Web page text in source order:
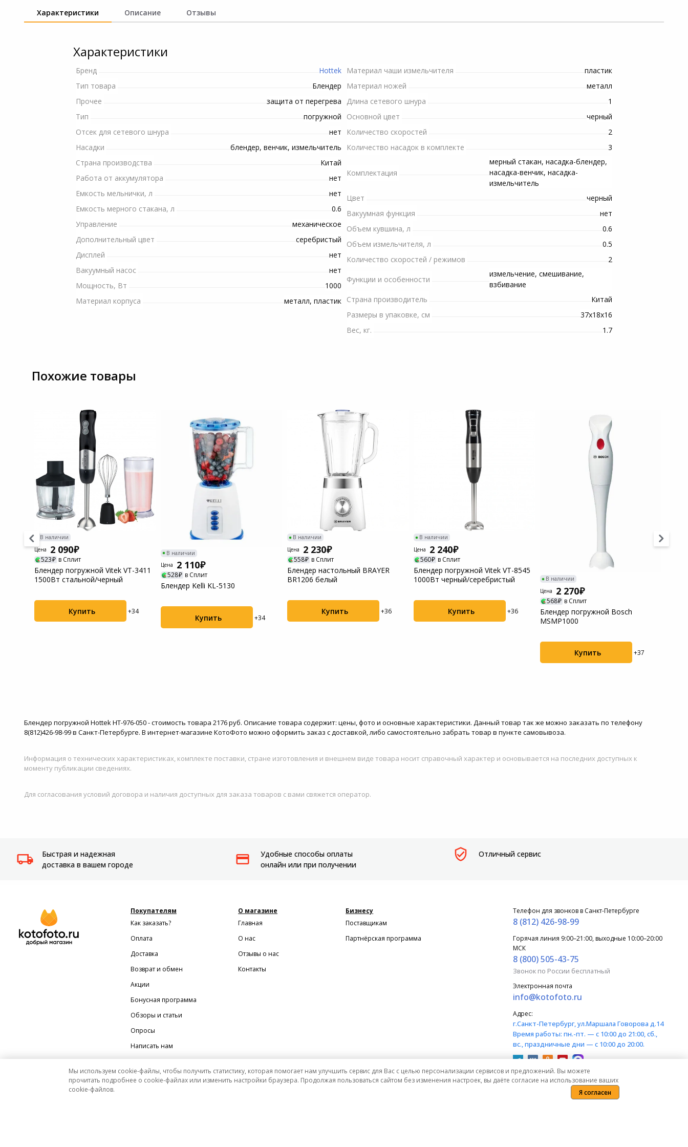
Характеристики Описание Отзывы
Характеристики
Бренд
Hottek
Тип товара
Блендер
Прочее
защита от перегрева
Тип
погружной
Отсек для сетевого шнура
нет
Насадки
блендер, венчик, измельчитель
Страна производства
Китай
Работа от аккумулятора
нет
Емкость мельнички, л
нет
Емкость мерного стакана, л
0.6
Управление
механическое
Дополнительный цвет
серебристый
Дисплей
нет
Вакуумный насос
нет
Мощность, Вт
1000
Материал корпуса
металл, пластик
Материал чаши измельчителя
пластик
Материал ножей
металл
Длина сетевого шнура
1
Основной цвет
черный
Количество скоростей
2
Количество насадок в комплекте
3
Комплектация
мерный стакан, насадка-блендер,
насадка-венчик, насадка-
измельчитель
Цвет
черный
Вакуумная функция
нет
Объем кувшина, л
0.6
Объем измельчителя, л
0.5
Количество скоростей / режимов
2
Функции и особенности
измельчение, смешивание,
взбивание
Страна производитель
Китай
Размеры в упаковке, см
37х18х16
Вес, кг.
1.7
Похожие товары
В наличии
Цена
2 090
523 в Сплит
Блендер погружной Vitek VT-3411
1500Вт стальной/черный
Купить +34
В наличии
Цена
2 110
528 в Сплит
Блендер Kelli KL-5130
Купить +34
В наличии
Цена
2 230
558 в Сплит
Блендер настольный BRAYER
BR1206 белый
Купить +36
В наличии
Цена
2 240
560 в Сплит
Блендер погружной Vitek VT-8545
1000Вт черный/серебристый
Купить +36
В наличии
Цена
2 270
568 в Сплит
Блендер погружной Bosch
MSMP1000
Купить +37
Цена
Блендер погружной Hottek HT-976-050 - стоимость товара 2176 руб. Описание товара содержит: цены, фото и основные характеристики. Данный товар так же можно заказать по телефону
8(812)426-98-99 в Санкт-Петербурге. В интернет-магазине КотоФото можно оформить заказ с доставкой, либо самостоятельно забрать товар в пункте самовывоза.
Информация о технических характеристиках, комплекте поставки, стране изготовления и внешнем виде товара носит справочный характер и основывается на последних доступных к
моменту публикации сведениях.
Для согласования условий договора и наличия доступных для заказа товаров с вами свяжется оператор.
Быстрая и надежная
доставка в вашем городе
Удобные способы оплаты
онлайн или при получении
Отличный сервис
Мы используем cookie-файлы, чтобы получить статистику, которая помогает нам улучшить сервис для Вас с целью персонализации сервисов и предложений. Вы можете
прочитать подробнее о cookie-файлах или изменить настройки браузера. Продолжая пользоваться сайтом без изменения настроек, вы даёте согласие на использование ваших
cookie-файлов.
Я согласен
Покупателям
Как заказать?
Оплата
Доставка
Возврат и обмен
Акции
Бонусная программа
Обзоры и статьи
Опросы
Написать нам
О магазине
Главная
О нас
Отзывы о нас
Контакты
Бизнесу
Поставщикам
Партнёрская программа
Телефон для звонков в Санкт-Петербурге
8 (812) 426-98-99
Горячая линия 9:00–21:00, выходные 10:00–20:00
МСК
8 (800) 505-43-75
Звонок по России бесплатный
Электронная почта
info@kotofoto.ru
Адрес:
г.Санкт-Петербург, ул.Маршала Говорова д.14
Время работы: пн.-пт. — с 10:00 до 21:00, сб.,
вс., праздничные дни — с 10:00 до 20:00.
Игровые аксессуары
Светофильтры
Строительные степлеры
Строительные фены
Фрезеры
Шлифовальные машины
Шуруповерты сетевые
Товары для дачи и сада
Системы полива
Комплектующие и
аксессуары для триммеров
Гидроаккумуляторы для
систем водоснабжения
Канализационные
Пылесосы садовые
Торговое оборудование
Системы безопасности
видеонаблюдения